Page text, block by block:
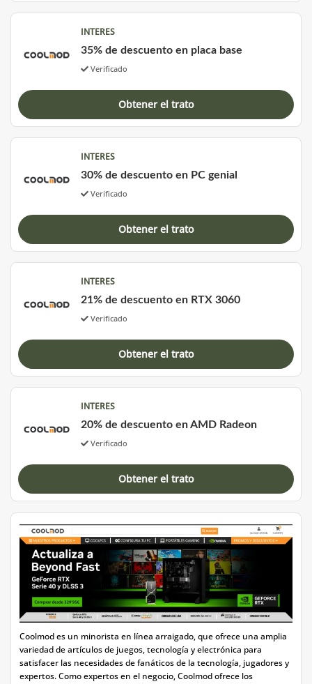
INTERES
35% de descuento en placa base
Verificado
Obtener el trato
INTERES
30% de descuento en PC genial
Verificado
Obtener el trato
INTERES
21% de descuento en RTX 3060
Verificado
Obtener el trato
INTERES
20% de descuento en AMD Radeon
Verificado
Obtener el trato
Coolmod es un minorista en línea arraigado, que ofrece una amplia
variedad de artículos de juegos, tecnología y electrónica para
satisfacer las necesidades de fanáticos de la tecnología, jugadores y
expertos. Como expertos en el negocio, Coolmod ofrece los